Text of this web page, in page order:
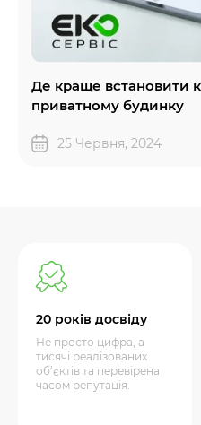
Де краще встановити
приватному будинку
25 Червня, 2024
20 років досвіду
Не просто цифра, а
тисячі реалізованих
об’єктів та перевірена
часом репутація.